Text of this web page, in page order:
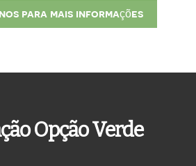
para mais informações
Opção Verde